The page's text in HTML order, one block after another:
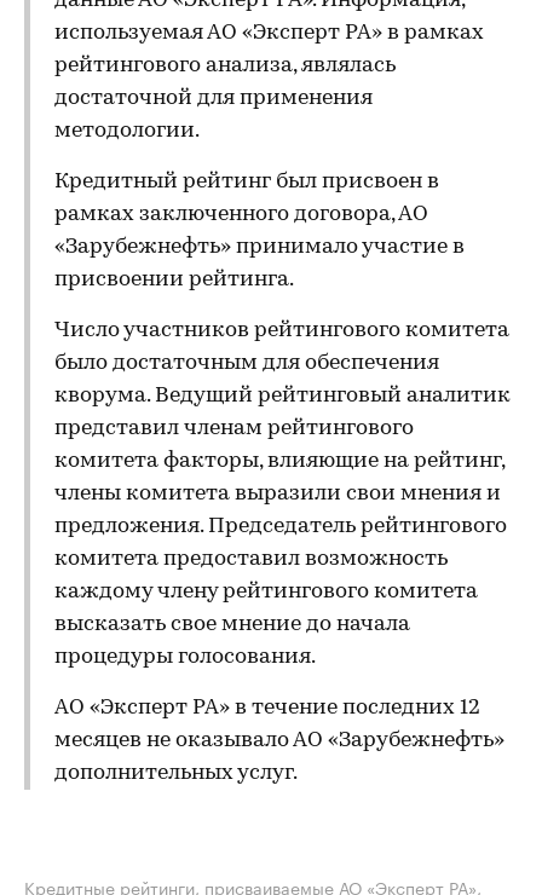
используемая АО «Эксперт РА» в рамках
рейтингового анализа, являлась
достаточной для применения
методологии.
Кредитный рейтинг был присвоен в
рамках заключенного договора, АО
«Зарубежнефть» принимало участие в
присвоении рейтинга.
Число участников рейтингового комитета
было достаточным для обеспечения
кворума. Ведущий рейтинговый аналитик
представил членам рейтингового
комитета факторы, влияющие на рейтинг,
члены комитета выразили свои мнения и
предложения. Председатель рейтингового
комитета предоставил возможность
каждому члену рейтингового комитета
высказать свое мнение до начала
процедуры голосования.
АО «Эксперт РА» в течение последних 12
месяцев не оказывало АО «Зарубежнефть»
дополнительных услуг.
Кредитные рейтинги, присваиваемые АО «Эксперт РА»,